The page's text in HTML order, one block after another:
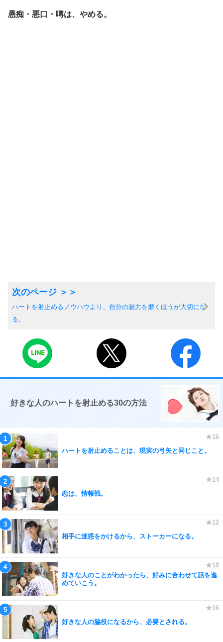
愚痴・悪口・噂は、やめる。
ハートを射止めるノウハウより、自分の魅力を磨くほうが大切にな
る。
好きな人のハートを射止める30の方法
ハートを射止めることは、現実の弓矢と同じこと。
恋は、情報戦。
相手に迷惑をかけるから、ストーカーになる。
好きな人のことがわかったら、好みに合わせて話を進
めていこう。
好きな人の脇役になるから、必要とされる。